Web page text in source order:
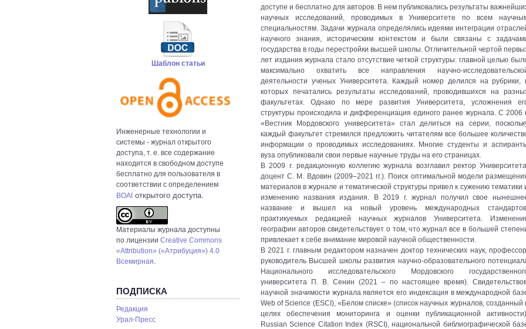
Шаблон статьи
Инженерные технологии и
системы - журнал открытого
доступа, т. е. все содержание
находится в свободном доступе
бесплатно для пользователя в
соответствии с определением
BOAI открытого доступа.
Материалы журнала доступны
по лицензии Creative Commons
«Attribution» («Атрибуция») 4.0
Всемирная.
ПОДПИСКА
Редакция
Урал-Пресс
доступе и бесплатно для авторов. В нем публиковались результаты
научных исследований, проводимых в Университете по всем
специальностям. Задачи журнала определялись идеями интеграции
научного знания, историческим контекстом и были связаны с
государства в годы перестройки высшей школы. Отличительной чертой
лет издания журнала стало отсутствие четкой структуры: главной целью
максимально охватить все направления научно-
деятельности ученых Университета. Каждый номер делился на рубрики,
которых печатались результаты исследований, проводившихся на
факультетах. Однако по мере развития Университета, усложнения
структуры происходила и дифференциация единого ранее журнала. С 2006
«Вестник Мордовского университета» стал делиться на серии,
каждый факультет стремился предложить читателям все большее
информации о проводимых исследованиях. Многие студенты и
вуза опубликовали свои первые научные труды на его страницах.
В 2009 г. редакционную коллегию журнала возглавил ректор
доцент С. М. Вдовин (2009–2021 гг.). Поиск оптимальной модели
материалов в журнале и тематической структуры привел к сужению тематики
изменению названия издания. В 2019 г. журнал получил свое
название и вышел на новый уровень международных
практикуемых редакцией научных журналов Университета.
географии авторов свидетельствует о том, что журнал все в большей
привлекает к себе внимание мировой научной общественности.
В 2021 г. главным редактором назначен доктор технических наук,
руководитель Высшей школы развития научно-образовательного
Национального исследовательского Мордовского
университета П. В. Сенин (2021 – по настоящее время).
научной значимости журнала является его индексация в международной
Web of Science (ESCI), «Белом списке» (список научных журналов, созданный
целях обеспечения мониторинга и оценки публикационной
Russian Science Citation Index (RSCI), национальной библиографической